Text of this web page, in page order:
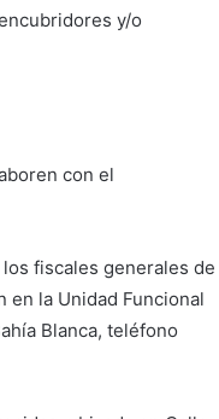
y/o
con el
fiscales generales de
la Unidad Funcional
Blanca, teléfono